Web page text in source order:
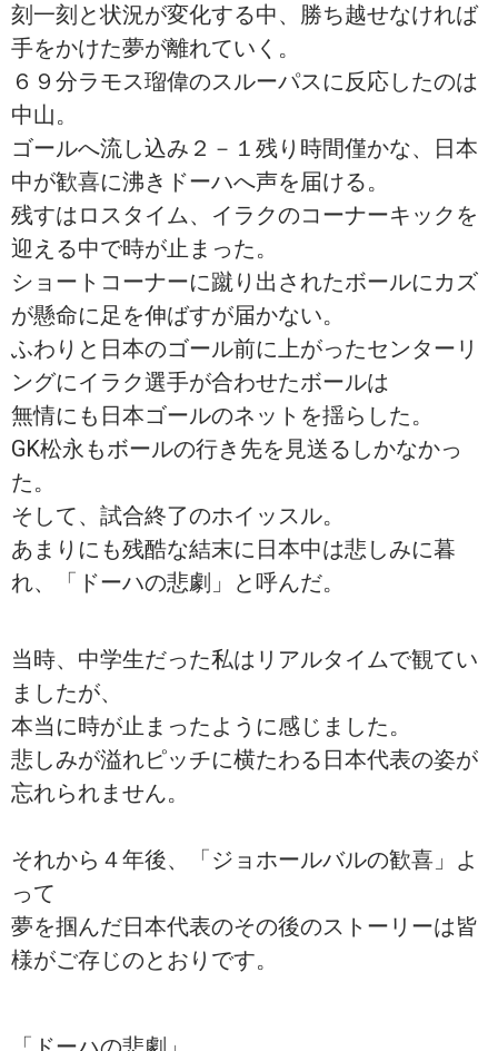
刻一刻と状況が変化する中、勝ち越せなければ
手をかけた夢が離れていく。
６９分ラモス瑠偉のスルーパスに反応したのは
中山。
ゴールへ流し込み２－１残り時間僅かな、日本
中が歓喜に沸きドーハへ声を届ける。
残すはロスタイム、イラクのコーナーキックを
迎える中で時が止まった。
ショートコーナーに蹴り出されたボールにカズ
が懸命に足を伸ばすが届かない。
ふわりと日本のゴール前に上がったセンターリ
ングにイラク選手が合わせたボールは
無情にも日本ゴールのネットを揺らした。
GK松永もボールの行き先を見送るしかなかっ
た。
そして、試合終了のホイッスル。
あまりにも残酷な結末に日本中は悲しみに暮
れ、「ドーハの悲劇」と呼んだ。
当時、中学生だった私はリアルタイムで観てい
ましたが、
本当に時が止まったように感じました。
悲しみが溢れピッチに横たわる日本代表の姿が
忘れられません。
それから４年後、「ジョホールバルの歓喜」よ
って
夢を掴んだ日本代表のその後のストーリーは皆
様がご存じのとおりです。